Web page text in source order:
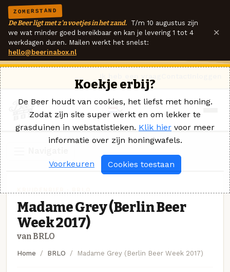
ZOMERSTAND
De Beer ligt met z'n voetjes in het zand. T/m 10 augustus zijn
we wat minder goed bereikbaar en kan je levering 1 tot 4
werkdagen duren. Mailen werkt het snelst:
hello@beerinabox.nl
×
Madame Grey (Berlin Beer
Week 2017)
van BRLO
Home BRLO Madame Grey (Berlin Beer Week 2017)
Koekje erbij?
De Beer houdt van cookies, het liefst met honing.
Zodat zijn site super werkt en om lekker te
grasduinen in webstatistieken. Klik hier voor meer
informatie over zijn honingwafels.
Voorkeuren Cookies toestaan